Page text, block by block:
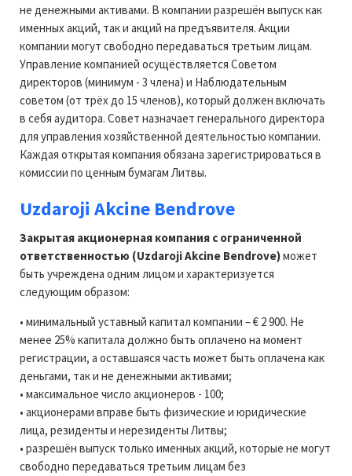
не денежными активами. В компании разрешён выпуск как
именных акций, так и акций на предъявителя. Акции
компании могут свободно передаваться третьим лицам.
Управление компанией осущёствляется Советом
директоров (минимум - 3 члена) и Наблюдательным
советом (от трёх до 15 членов), который должен включать
в себя аудитора. Совет назначает генерального директора
для управления хозяйственной деятельностью компании.
Каждая открытая компания обязана зарегистрироваться в
комиссии по ценным бумагам Литвы.
Uzdaroji Akcine Bendrove
Закрытая акционерная компания с ограниченной
ответственностью (Uzdaroji Akcine Bendrove)может
быть учреждена одним лицом и характеризуется
следующим образом:
• минимальный уставный капитал компании – € 2 900. Не
менее 25% капитала должно быть оплачено на момент
регистрации, а оставшаяся часть может быть оплачена как
деньгами, так и не денежными активами;
• максимальное число акционеров - 100;
• акционерами вправе быть физические и юридические
лица, резиденты и нерезиденты Литвы;
• разрешён выпуск только именных акций, которые не могут
свободно передаваться третьим лицам без